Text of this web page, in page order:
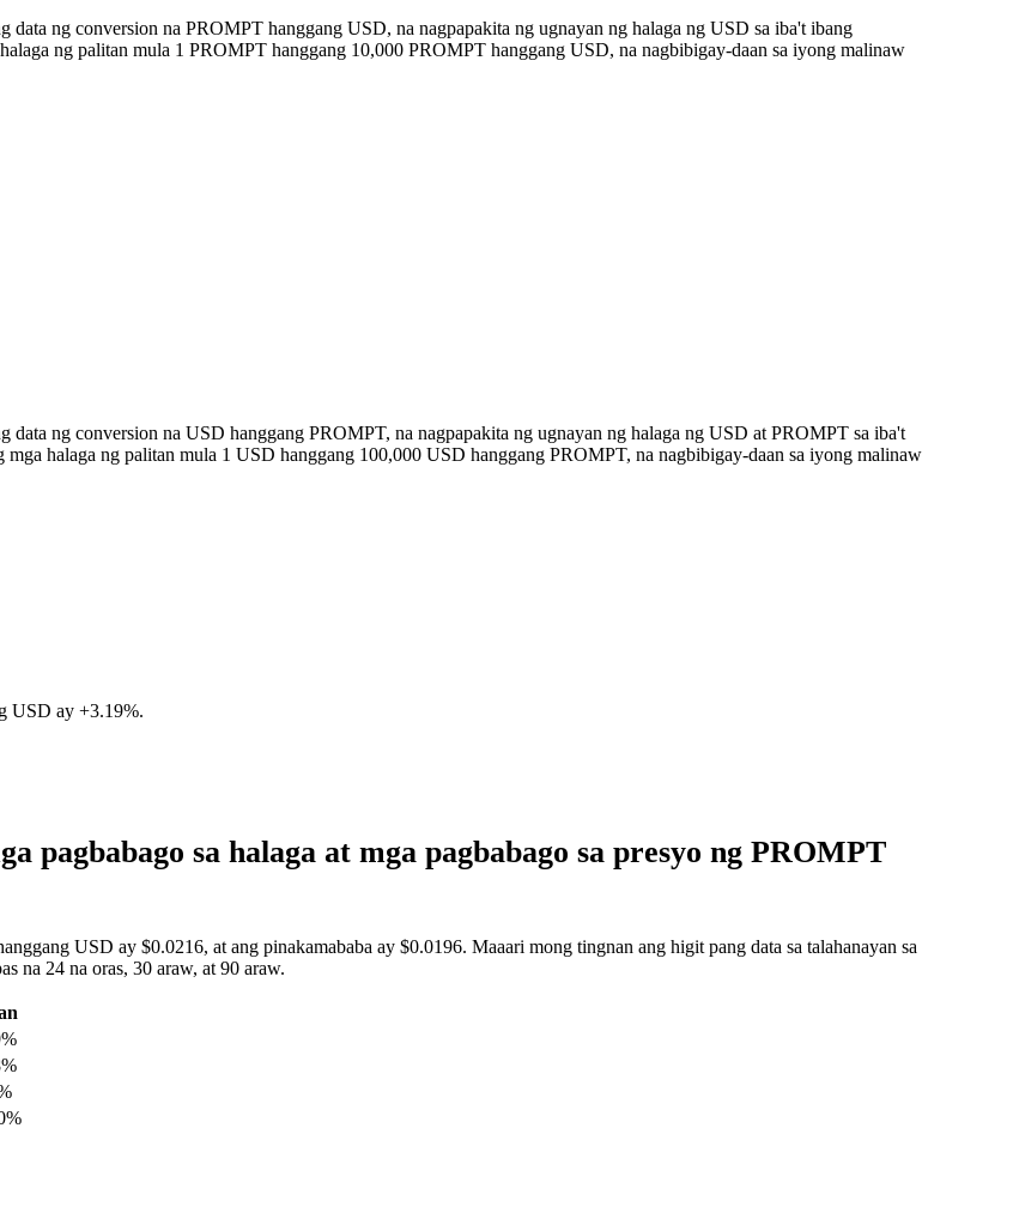
data ng conversion na PROMPT hanggang USD, na nagpapakita ng ugnayan ng halaga ng USD sa iba't ibang
ng palitan mula 1 PROMPT hanggang 10,000 PROMPT hanggang USD, na nagbibigay-daan sa iyong malinaw
data ng conversion na USD hanggang PROMPT, na nagpapakita ng ugnayan ng halaga ng USD at PROMPT sa iba't
halaga ng palitan mula 1 USD hanggang 100,000 USD hanggang PROMPT, na nagbibigay-daan sa iyong malinaw
USD ay +3.19%.
pagbabago sa halaga at mga pagbabago sa presyo ng PROMPT
USD ay $0.0216, at ang pinakamababa ay $0.0196. Maaari mong tingnan ang higit pang data sa talahanayan sa
na 24 na oras, 30 araw, at 90 araw.